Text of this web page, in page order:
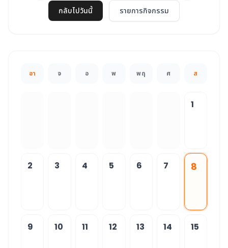
กลับไปวันนี้ รายการกิจกรรม
อา จ อ พ พฤ ศ ส
1
2 3 4 5 6 7 8
9 10 11 12 13 14 15